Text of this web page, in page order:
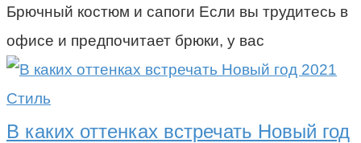
Брючный костюм и сапоги Если вы трудитесь в
офисе и предпочитает брюки, у вас
Стиль
В каких оттенках встречать Новый год